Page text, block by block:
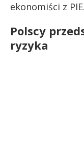
ekonomiści z PIE.
Polscy
ryzyka